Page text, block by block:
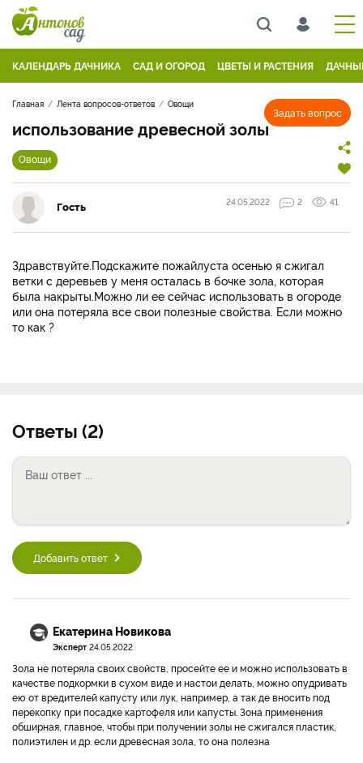
КАЛЕНДАРЬ ДАЧНИКА САД И ОГОРОД ЦВЕТЫ И РАСТЕНИЯ
Задать вопрос
Главная Лента вопросов-ответов Овощи
использование древесной золы
Овощи
Гость 24.05.2022 2 41
Здравствуйте.Подскажите пожайлуста осенью я сжигал
ветки с деревьев у меня осталась в бочке зола, которая
была накрыты.Можно ли ее сейчас использовать в огороде
или она потеряла все свои полезные свойства. Если можно
то как ?
Ответы (2)
Добавить ответ
Екатерина Новикова
Эксперт 24.05.2022
Зола не потеряла своих свойств, просейте ее и можно использовать в
качестве подкормки в сухом виде и настои делать, можно опудривать
ею от вредителей капусту или лук, например, а так де вносить под
перекопку при посадке картофеля или капусты. Зона применения
обширная, главное, чтобы при получении золы не сжигался пластик,
полиэтилен и др. если древесная зола, то она полезна